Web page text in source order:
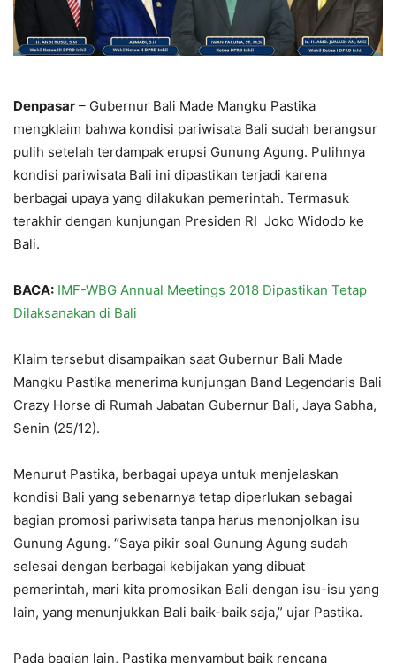
Denpasar – Gubernur Bali Made Mangku Pastika
mengklaim bahwa kondisi pariwisata Bali sudah berangsur
pulih setelah terdampak erupsi Gunung Agung. Pulihnya
kondisi pariwisata Bali ini dipastikan terjadi karena
berbagai upaya yang dilakukan pemerintah. Termasuk
terakhir dengan kunjungan Presiden RI Joko Widodo ke
Bali.
BACA: IMF-WBG Annual Meetings 2018 Dipastikan Tetap
Dilaksanakan di Bali
Klaim tersebut disampaikan saat Gubernur Bali Made
Mangku Pastika menerima kunjungan Band Legendaris Bali
Crazy Horse di Rumah Jabatan Gubernur Bali, Jaya Sabha,
Senin (25/12).
Menurut Pastika, berbagai upaya untuk menjelaskan
kondisi Bali yang sebenarnya tetap diperlukan sebagai
bagian promosi pariwisata tanpa harus menonjolkan isu
Gunung Agung. “Saya pikir soal Gunung Agung sudah
selesai dengan berbagai kebijakan yang dibuat
pemerintah, mari kita promosikan Bali dengan isu-isu yang
lain, yang menunjukkan Bali baik-baik saja,” ujar Pastika.
Pada bagian lain, Pastika menyambut baik rencana